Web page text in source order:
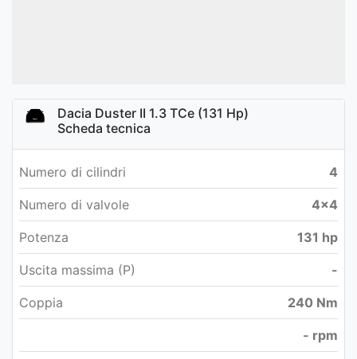
Dacia Duster II 1.3 TCe (131 Hp)
Scheda tecnica
Numero di cilindri 4
Numero di valvole 4x4
Potenza 131 hp
Uscita massima (P) -
Coppia 240 Nm
- rpm